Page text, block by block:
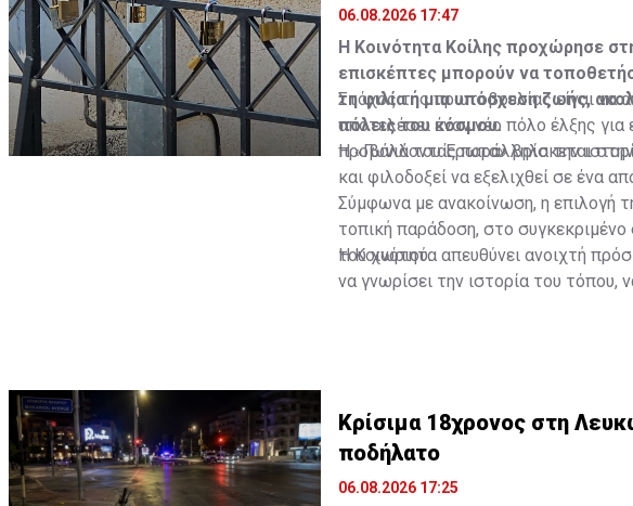
06.08.2026 17:47
Η Κοινότητα Κοίλης προχώρησε
επισκέπτες μπορούν να
τη φιλία ή μια υπόσχεση ζωής,
πόλεις του κόσμου.
Στόχος της πρωτοβουλίας είναι να
αποτελέσει έναν νέο πόλο έλξης
προβάλλοντας παράλληλα την
Η «Γωνιά του Έρωτα» βρίσκεται
και φιλοδοξεί να εξελιχθεί σε ένα
Σύμφωνα με ανακοίνωση, η επιλογή
τοπική παράδοση, στο συγκεκριμένο
του χωριού.
Η Κοινότητα απευθύνει ανοιχτή
να γνωρίσει την ιστορία του τόπου,
Κρίσιμα 18χρονος στη
ποδήλατο
06.08.2026 17:25